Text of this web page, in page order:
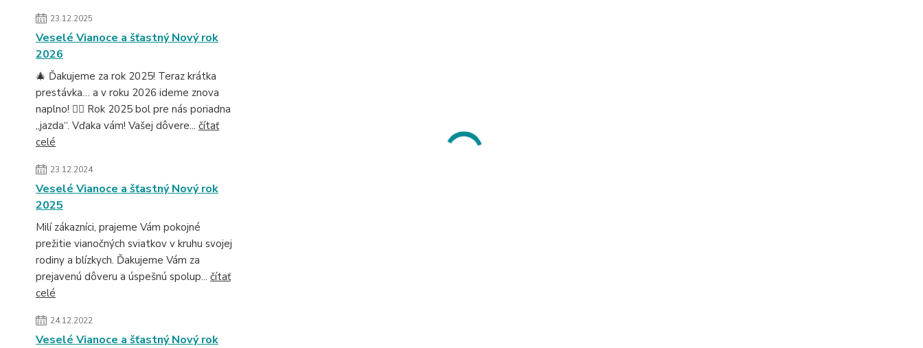
23.12.2025
Veselé Vianoce a šťastný Nový rok
2026
🎄 Ďakujeme za rok 2025! Teraz krátka
prestávka… a v roku 2026 ideme znova
naplno! 🚴‍♂️ Rok 2025 bol pre nás poriadna
„jazda“. Vďaka vám! Vašej dôvere... čítať
celé
23.12.2024
Veselé Vianoce a šťastný Nový rok
2025
Milí zákazníci, prajeme Vám pokojné
prežitie vianočných sviatkov v kruhu svojej
rodiny a blízkych. Ďakujeme Vám za
prejavenú dôveru a úspešnú spolup... čítať
celé
24.12.2022
Veselé Vianoce a šťastný Nový rok